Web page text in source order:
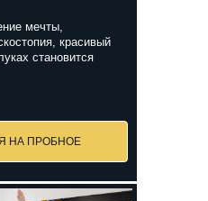
мечты,
красивый
становится
НА ПРОБНОЕ